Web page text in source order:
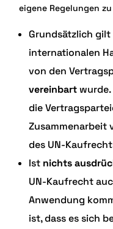
eigene Regelungen
Grundsätzlich
internationalen
von den
vereinbartwurde.
die
Zusammenarbeit
des UN-
Ist nichts
UN-Kaufrecht
Anwendung
ist, dass es sich